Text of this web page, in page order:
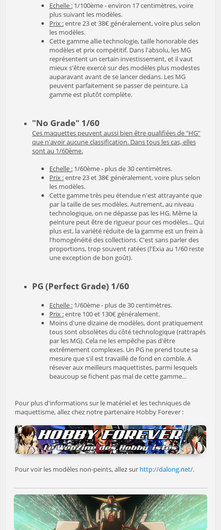
Echelle : 1/100ème - environ 17 centimètres, voire
plus suivant les modèles.
Prix :entre 23 et 38€ généralement, voire plus selon
les modèles.
Cette gamme allie technologie, taille honorable des
modèles et prix compétitif. Dans l'absolu, les MG
représentent un certain investissement, et il vaut
mieux s'être exercé sur des modèles plus modestes
auparavant avant de se lancer dedans. Les MG
peuvent parfaitement se passer de peinture. La
gamme est plutôt complète.
"No Grade" 1/60
Ces maquettes peuvent aussi bien être qualifiées de "HG"
que n'avoir aucune classification. Dans tous les cas, elles
sont au 1/60ème.
Echelle : 1/60ème - plus de 30 centimètres.
Prix :entre 23 et 38€ généralement, voire plus selon
les modèles.
Cette gamme très peu étendue n'est attrayante que
par la taille de ses modèles. Autrement, au niveau
technologique, on ne dépasse pas les HG. Même la
peinture peut être de rigueur pour ces modèles... Qui
plus est, la variété réduite de la gamme est un frein à
l'homogénéité des collections. C'est sans parler des
proportions, trop souvent ratées (l'Exia au 1/60 reste
une exception de bon goût).
PG (Perfect Grade) 1/60
Echelle : 1/60ème - plus de 30 centimètres.
Prix :entre 100 et 130€ généralement.
Moins d'une dizaine de modèles, dont pratiquement
tous sont obsolètes du côté technologique (rattrapés
par les MG). Cela ne les empêche pas d'être
extrêmement complexes. Un PG ne prend toute sa
mesure que s'il est travaillé de fond en comble. A
résever aux meilleurs maquettistes, parmi lesquels
beaucoup se fichent pas mal de cette gamme...
Pour plus d'informations sur le matériel et les techniques de
maquettisme, allez chez notre partenaire Hobby Forever :
Pour voir les modèles non-peints, allez sur http://dalong.net/.